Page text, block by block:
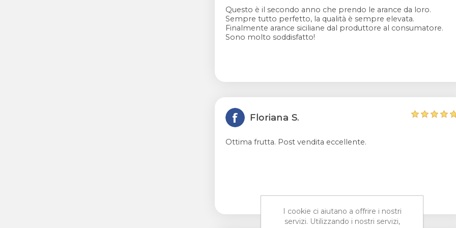
Questo è il secondo anno che prendo le arance da loro.
Sempre tutto perfetto, la qualità è sempre elevata.
Finalmente arance siciliane dal produttore al consumatore.
Sono molto soddisfatto!
Floriana S.
Ottima frutta. Post vendita eccellente.
I cookie ci aiutano a offrire i nostri
servizi. Utilizzando i nostri servizi,